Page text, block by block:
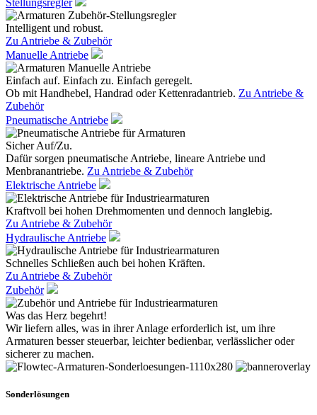
Stellungsregler
Intelligent und robust.
Zu Antriebe & Zubehör
Manuelle Antriebe
Einfach auf. Einfach zu. Einfach geregelt.
Ob mit Handhebel, Handrad oder Kettenradantrieb. Zu Antriebe &
Zubehör
Pneumatische Antriebe
Sicher Auf/Zu.
Dafür sorgen pneumatische Antriebe, lineare Antriebe und
Menbranantriebe. Zu Antriebe & Zubehör
Elektrische Antriebe
Kraftvoll bei hohen Drehmomenten und dennoch langlebig.
Zu Antriebe & Zubehör
Hydraulische Antriebe
Schnelles Schließen auch bei hohen Kräften.
Zu Antriebe & Zubehör
Zubehör
Was das Herz begehrt!
Wir liefern alles, was in ihrer Anlage erforderlich ist, um ihre
Armaturen besser steuerbar, leichter bedienbar, verlässlicher oder
sicherer zu machen.
Sonderlösungen